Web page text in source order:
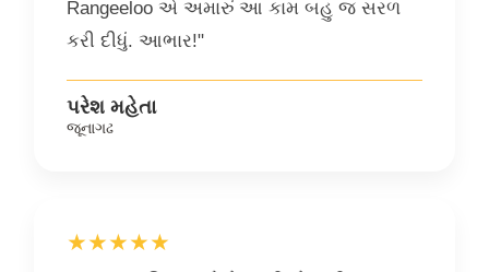
Rangeeloo એ અમારું આ કામ બહુ જ સરળ
કરી દીધું. આભાર!"
પરેશ મહેતા
જૂનાગઢ
★★★★★